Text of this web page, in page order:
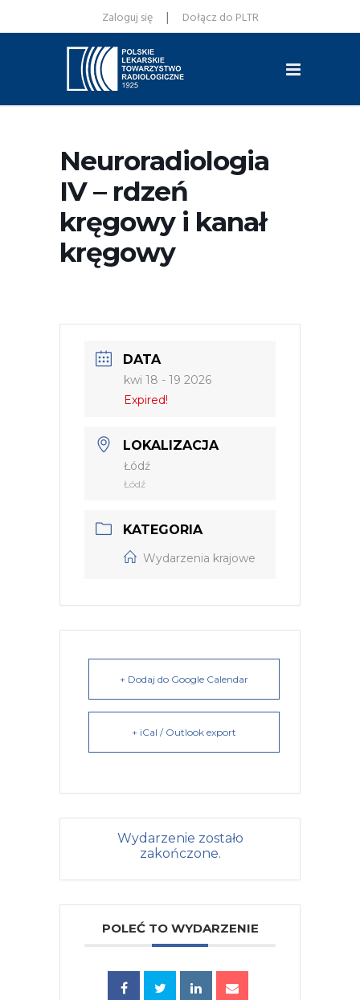
Zaloguj się | Dołącz do PLTR
Neuroradiologia
IV – rdzeń
kręgowy i kanał
kręgowy
DATA
kwi 18 - 19 2026
Expired!
LOKALIZACJA
Łódź
Łódź
KATEGORIA
Wydarzenia krajowe
+ Dodaj do Google Calendar
+ iCal / Outlook export
Wydarzenie zostało
zakończone.
POLEĆ TO WYDARZENIE